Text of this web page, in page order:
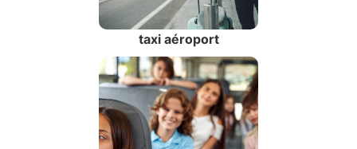
taxi aéroport